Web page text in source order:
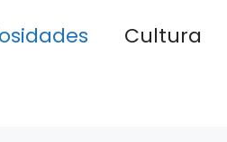
Cultura